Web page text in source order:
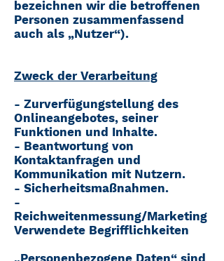
bezeichnen wir die betroffenen
Personen zusammenfassend
auch als „Nutzer“).
Zweck der Verarbeitung
- Zurverfügungstellung des
Onlineangebotes, seiner
Funktionen und Inhalte.
- Beantwortung von
Kontaktanfragen und
Kommunikation mit Nutzern.
- Sicherheitsmaßnahmen.
-
Reichweitenmessung/Marketing
Verwendete Begrifflichkeiten
„Personenbezogene Daten“ sind